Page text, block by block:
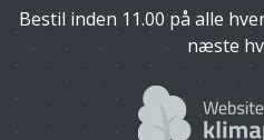
Bestil inden 11.00 på alle
næste